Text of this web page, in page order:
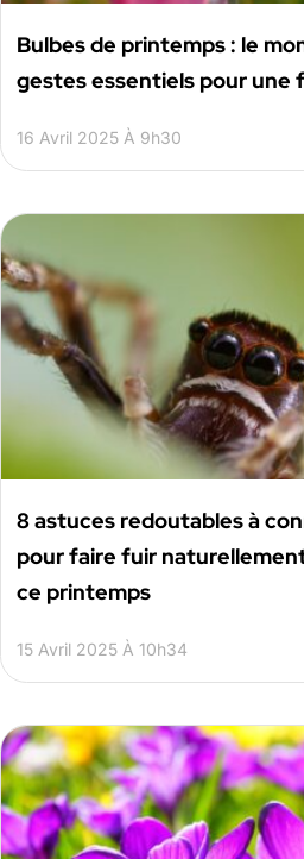
Bulbes de printemps : le
gestes essentiels pour une
16 Avril 2025 À 9h30
8 astuces redoutables à
pour faire fuir
ce printemps
15 Avril 2025 À 10h34